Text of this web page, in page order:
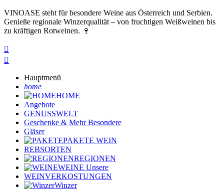
VINOASE steht für besondere Weine aus Österreich und Serbien.
Genieße regionale Winzerqualität – von fruchtigen Weißweinen bis
zu kräftigen Rotweinen. 🍷


Hauptmenü
home
HOME
Angebote
GENUSSWELT
Geschenke & MehrBesondere
Gläser
PAKETE WEIN
REBSORTEN
REGIONEN
WEINE Unsere
WEINVERKOSTUNGEN
Winzer